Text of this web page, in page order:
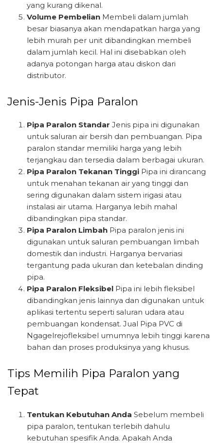
yang kurang dikenal.
Volume Pembelian Membeli dalam jumlah
besar biasanya akan mendapatkan harga yang
lebih murah per unit dibandingkan membeli
dalam jumlah kecil. Hal ini disebabkan oleh
adanya potongan harga atau diskon dari
distributor.
Jenis-Jenis Pipa Paralon
Pipa Paralon Standar Jenis pipa ini digunakan
untuk saluran air bersih dan pembuangan. Pipa
paralon standar memiliki harga yang lebih
terjangkau dan tersedia dalam berbagai ukuran.
Pipa Paralon Tekanan Tinggi Pipa ini dirancang
untuk menahan tekanan air yang tinggi dan
sering digunakan dalam sistem irigasi atau
instalasi air utama. Harganya lebih mahal
dibandingkan pipa standar.
Pipa Paralon Limbah Pipa paralon jenis ini
digunakan untuk saluran pembuangan limbah
domestik dan industri. Harganya bervariasi
tergantung pada ukuran dan ketebalan dinding
pipa.
Pipa Paralon Fleksibel Pipa ini lebih fleksibel
dibandingkan jenis lainnya dan digunakan untuk
aplikasi tertentu seperti saluran udara atau
pembuangan kondensat. Jual Pipa PVC di
Ngagelrejofleksibel umumnya lebih tinggi karena
bahan dan proses produksinya yang khusus.
Tips Memilih Pipa Paralon yang
Tepat
Tentukan Kebutuhan Anda Sebelum membeli
pipa paralon, tentukan terlebih dahulu
kebutuhan spesifik Anda. Apakah Anda